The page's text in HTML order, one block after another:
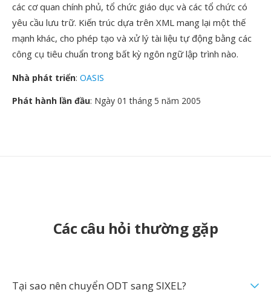
các cơ quan chính phủ, tổ chức giáo dục và các tổ chức có
yêu cầu lưu trữ. Kiến trúc dựa trên XML mang lại một thế
mạnh khác, cho phép tạo và xử lý tài liệu tự động bằng các
công cụ tiêu chuẩn trong bất kỳ ngôn ngữ lập trình nào.
Nhà phát triển: OASIS
Phát hành lần đầu: Ngày 01 tháng 5 năm 2005
Các câu hỏi thường gặp
Tại sao nên chuyển ODT sang SIXEL?